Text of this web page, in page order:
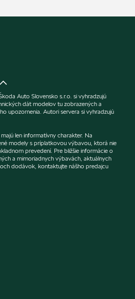
Auto Slovensko s.r.o. si vyhradzujú
dát modelov tu zobrazených a
upozornenia. Autori servera si vyhradzujú
len informatívny charakter. Na
modely s príplatkovou výbavou, ktorá nie
prevedení. Pre bližšie informácie o
a mimoriadnych výbavách, aktuálnych
dodávok, kontaktujte nášho predajcu